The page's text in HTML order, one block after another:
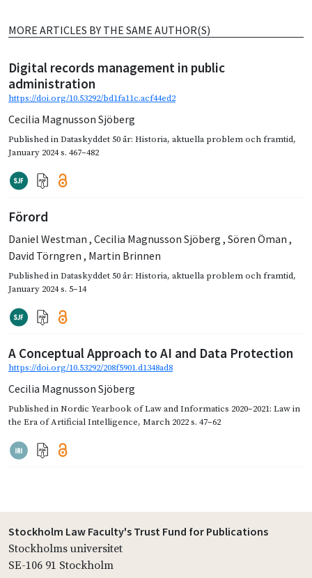
MORE ARTICLES BY THE SAME AUTHOR(S)
Digital records management in public
administration
https://doi.org/10.53292/bd1fa11c.acf44ed2
Cecilia Magnusson Sjöberg
Published inDataskyddet 50 år: Historia, aktuella problem och framtid,
January 2024s. 467–482
Förord
Daniel Westman , Cecilia Magnusson Sjöberg , Sören Öman ,
David Törngren , Martin Brinnen
Published inDataskyddet 50 år: Historia, aktuella problem och framtid,
January 2024s. 5–14
A Conceptual Approach to AI and Data Protection
https://doi.org/10.53292/208f5901.d1348ad8
Cecilia Magnusson Sjöberg
Published inNordic Yearbook of Law and Informatics 2020–2021: Law in
the Era of Artificial Intelligence, March 2022s. 47–62
Stockholm Law Faculty's Trust Fund for Publications
Stockholms universitet
SE-106 91 Stockholm